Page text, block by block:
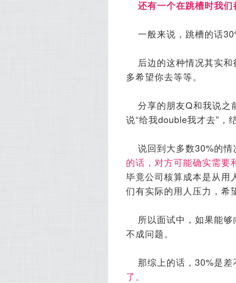
还有一个在跳槽时我
一般来说，跳槽的话
后边的这种情况其实
多希望你去等等。
分享的朋友Q和我说之
说“给我double我才去”，
说回到大多数30%的情
的话，对方可能确实需要
毕竟公司核算成本是从用
们有实际的用人压力，希
所以面试中，如果能
不成问题。
那综上的话，30%是差
了。